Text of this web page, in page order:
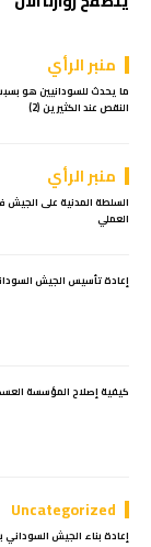
منبر الرأي
ما يحدث للسودانيين هو
النقص عند الكثيرين (2)
منبر الرأي
السلطة المدنية على الجيش
العملي
إعادة تأسيس الجيش
كيفية إصلاح المؤسسة
Uncategorized
إعادة بناء الجيش السوداني